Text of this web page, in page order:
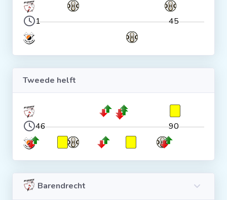
1 45
Tweede helft
46 90
Barendrecht